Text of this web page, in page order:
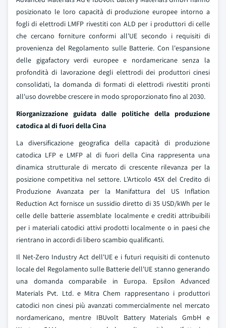
posizionato le loro capacità di produzione europee intorno a
fogli di elettrodi LMFP rivestiti con ALD per i produttori di celle
che cercano forniture conformi all'UE secondo i requisiti di
provenienza del Regolamento sulle Batterie. Con l'espansione
delle gigafactory verdi europee e nordamericane senza la
profondità di lavorazione degli elettrodi dei produttori cinesi
consolidati, la domanda di formati di elettrodi rivestiti pronti
all'uso dovrebbe crescere in modo sproporzionato fino al 2030.
Riorganizzazione guidata dalle politiche della produzione
catodica al di fuori della Cina
La diversificazione geografica della capacità di produzione
catodica LFP e LMFP al di fuori della Cina rappresenta una
dinamica strutturale di mercato di crescente rilevanza per la
posizione competitiva nel settore. L'Articolo 45X del Credito di
Produzione Avanzata per la Manifattura del US Inflation
Reduction Act fornisce un sussidio diretto di 35 USD/kWh per le
celle delle batterie assemblate localmente e crediti attribuibili
per i materiali catodici attivi prodotti localmente o in paesi che
rientrano in accordi di libero scambio qualificanti.
Il Net-Zero Industry Act dell'UE e i futuri requisiti di contenuto
locale del Regolamento sulle Batterie dell'UE stanno generando
una domanda comparabile in Europa. Epsilon Advanced
Materials Pvt. Ltd. e Mitra Chem rappresentano i produttori
catodici non cinesi più avanzati commercialmente nel mercato
nordamericano, mentre IBUvolt Battery Materials GmbH e